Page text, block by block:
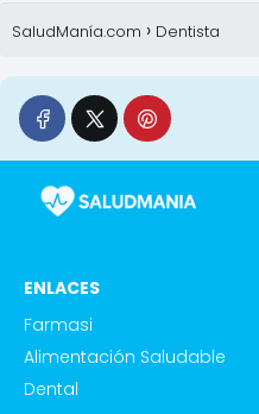
SaludManía.com Dentista
ENLACES
Farmasi
Alimentación Saludable
Dental